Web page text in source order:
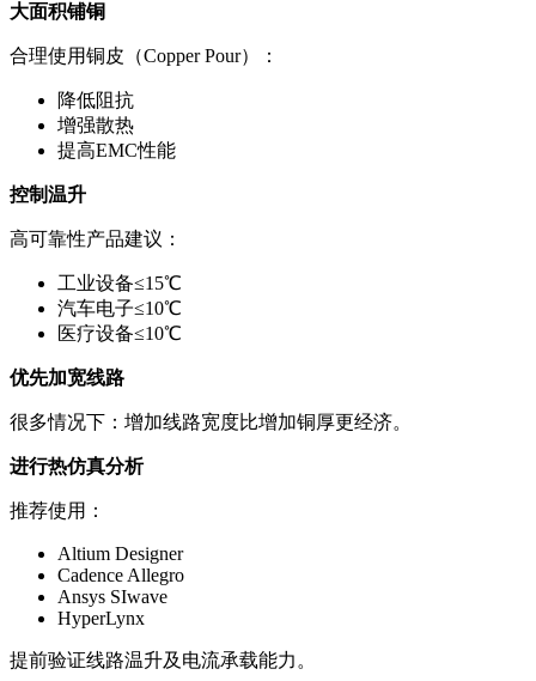
大面积铺铜
合理使用铜皮（Copper Pour）：
降低阻抗
增强散热
提高EMC性能
控制温升
高可靠性产品建议：
工业设备≤15℃
汽车电子≤10℃
医疗设备≤10℃
优先加宽线路
很多情况下：增加线路宽度比增加铜厚更经济。
进行热仿真分析
推荐使用：
Altium Designer
Cadence Allegro
Ansys SIwave
HyperLynx
提前验证线路温升及电流承载能力。